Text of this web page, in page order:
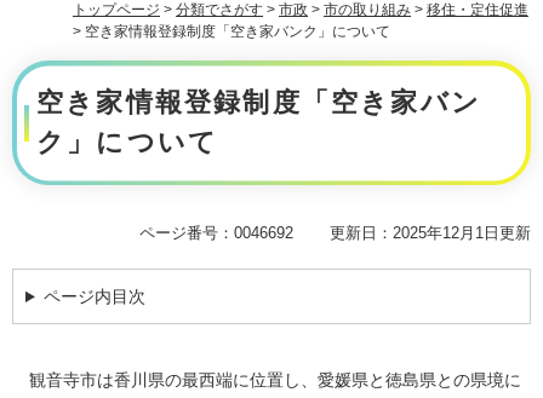
トップページ > 分類でさがす > 市政 > 市の取り組み > 移住・定住促進
> 空き家情報登録制度「空き家バンク」について
本
文
空き家情報登録制度「空き家バン
ク」について
ページ番号：0046692 更新日：2025年12月1日更新
ページ内目次
観音寺市は香川県の最西端に位置し、愛媛県と徳島県との県境に